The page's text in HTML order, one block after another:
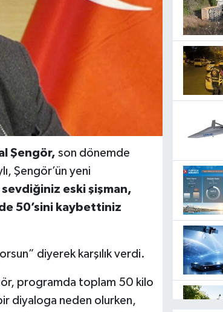
Şengör, son dönemde
Şengör’ün yeni
sevdiğiniz eski şişman,
50’sini kaybettiniz
diyerek karşılık verdi.
programda toplam 50 kilo
diyaloga neden olurken,